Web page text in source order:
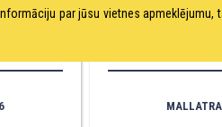
par jūsu vietnes apmeklējumu,